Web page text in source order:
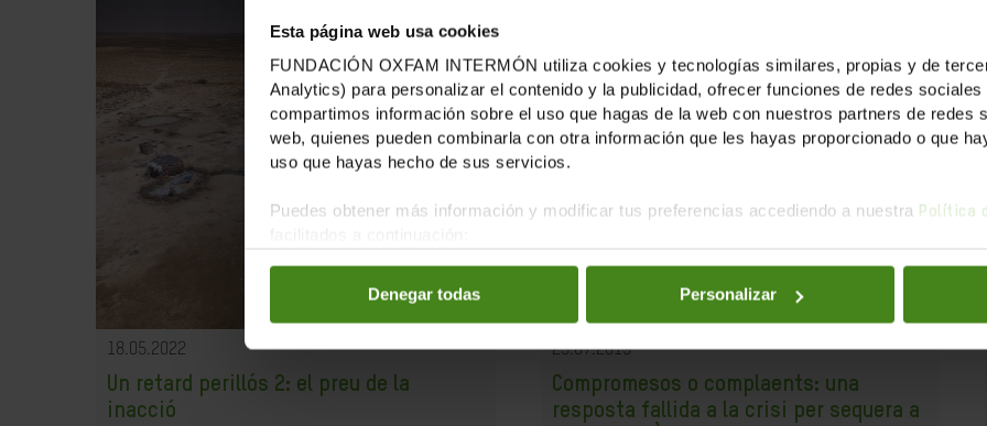
Esta página web usa cookies
FUNDACIÓN OXFAM INTERMÓN utiliza cookies y tecnologías similares, propias y de
Analytics) para personalizar el contenido y la publicidad, ofrecer funciones de redes
compartimos información sobre el uso que hagas de la web con nuestros partners de redes
web, quienes pueden combinarla con otra información que les hayas proporcionado o que
uso que hayas hecho de sus servicios.
Puedes obtener más información y modificar tus preferencias accediendo a nuestra Política
Denegar todas Personalizar
18.05.2022
Un retard perillós 2: el preu de la
inacció
23.07.2019
Compromesos o complaents: una
resposta fallida a la crisi per sequera a